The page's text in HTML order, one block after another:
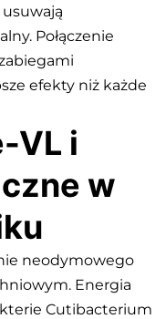
Połączenie
efekty niż każde
VL i
w
neodymowego
Energia
Cutibacterium